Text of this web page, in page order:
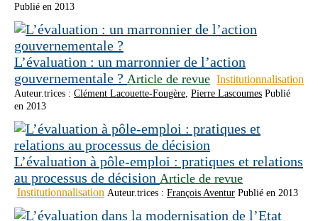
Publié en 2013
L’évaluation : un marronnier de l’action
gouvernementale ? Article de revue Institutionnalisation
Auteur.trices : Clément Lacouette-Fougère, Pierre Lascoumes Publié
en 2013
L’évaluation à pôle‑emploi : pratiques et relations
au processus de décision Article de revue
Institutionnalisation Auteur.trices : François Aventur Publié en 2013